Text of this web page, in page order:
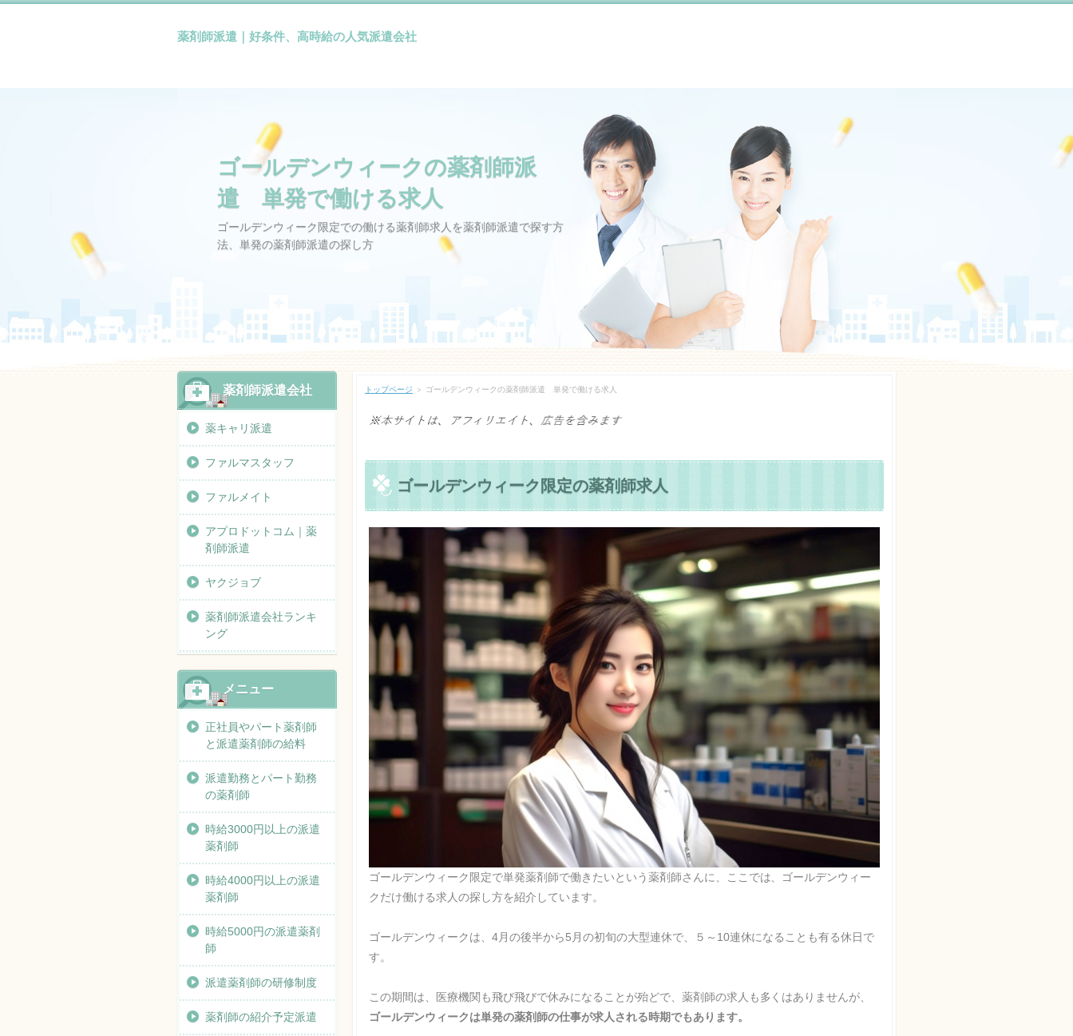
薬剤師派遣｜好条件、高時給の人気派遣会社
ゴールデンウィークの薬剤師派
遣 単発で働ける求人
ゴールデンウィーク限定での働ける薬剤師求人を薬剤師派遣で探す方
法、単発の薬剤師派遣の探し方
トップページ ＞ ゴールデンウィークの薬剤師派遣 単発で働ける求人
ゴールデンウィーク限定の薬剤師求人
ゴールデンウィーク限定で単発薬剤師で働きたいという薬剤師さんに、ここでは、ゴールデンウィー
クだけ働ける求人の探し方を紹介しています。
ゴールデンウィークは、4月の後半から5月の初旬の大型連休で、５～10連休になることも有る休日で
す。
この期間は、医療機関も飛び飛びで休みになることが殆どで、薬剤師の求人も多くはありませんが、
ゴールデンウィークは単発の薬剤師の仕事が求人される時期でもあります。
薬剤師派遣会社
薬キャリ派遣
ファルマスタッフ
ファルメイト
アプロドットコム｜薬
剤師派遣
ヤクジョブ
薬剤師派遣会社ランキ
ング
メニュー
正社員やパート薬剤師
と派遣薬剤師の給料
派遣勤務とパート勤務
の薬剤師
時給3000円以上の派遣
薬剤師
時給4000円以上の派遣
薬剤師
時給5000円の派遣薬剤
師
派遣薬剤師の研修制度
薬剤師の紹介予定派遣